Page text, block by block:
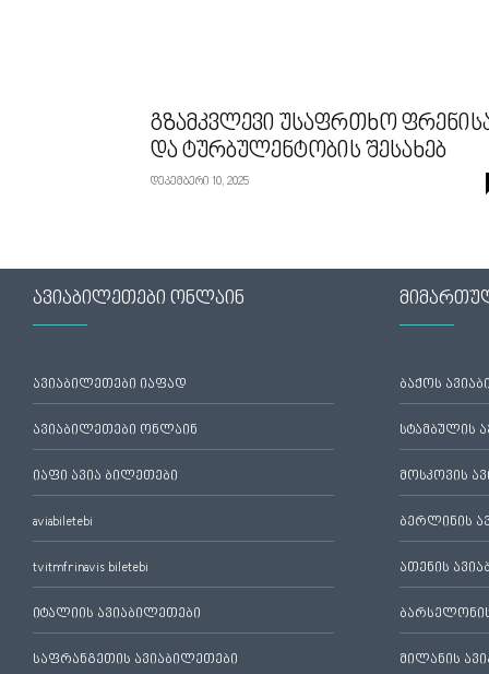
გზამკვლევი უსაფრთხო
და ტურბულენტობის შესახებ
დეკემბერი 10, 2025
ავიაბილეთები ონლაინ
ავიაბილეთები იაფად
ავიაბილეთები ონლაინ
იაფი ავია ბილეთები
aviabiletebi
tvitmfrinavis biletebi
იტალიის ავიაბილეთები
საფრანგეთის ავიაბილეთები
ბაქოს
სტამბულის
მოსკოვის
ბერლინის
ათენის
მილანის